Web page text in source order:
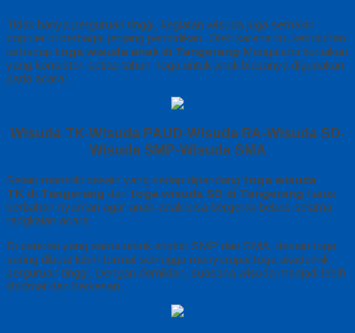
Tidak hanya perguruan tinggi, kegiatan wisuda juga semakin
populer di berbagai jenjang pendidikan. Oleh karena itu, kebutuhan
terhadap toga wisuda anak di Tangerang Mengalami kenaikan
yang konsisten setiap tahun Toga untuk anak biasanya digunakan
pada acara:
Wisuda TK-Wisuda PAUD-Wisuda RA-Wisuda SD-
Wisuda SMP-Wisuda SMA
Selain memiliki desain yang sedap dipandang toga wisuda
TK di Tangerang dan toga wisuda SD di Tangerang harus
berbahan nyaman agar anak-anak bisa bergerak bebas selama
rangkaian acara
Di periode yang sama untuk tingkat SMP dan SMA, desain toga
sering dibuat lebih formal sehingga menyerupai toga akademik
perguruan tinggi. Dengan demikian, suasana wisuda menjadi lebih
khidmat dan berkesan.